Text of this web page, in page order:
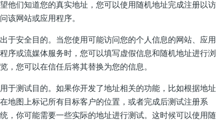
望他们知道您的真实地址，您可以使用随机地址完成注册以访
问该网站或应用程序。
出于安全目的。当您使用可能访问您的个人信息的网站、应用
程序或流媒体服务时，您可以填写虚假信息和随机地址进行浏
览，您可以在信任后将其替换为您的信息。
用于测试目的。如果你开发了地址相关的功能，比如根据地址
在地图上标记所有目标客户的位置，或者完成后测试注册系
统，你可能需要一些实际的地址进行测试。这时候可以使用随